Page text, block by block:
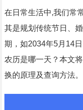
在日常生活中,我们常
其是规划传统节日、
期，如2034年5月14
农历是哪一天？本文
换的原理及查询方法。